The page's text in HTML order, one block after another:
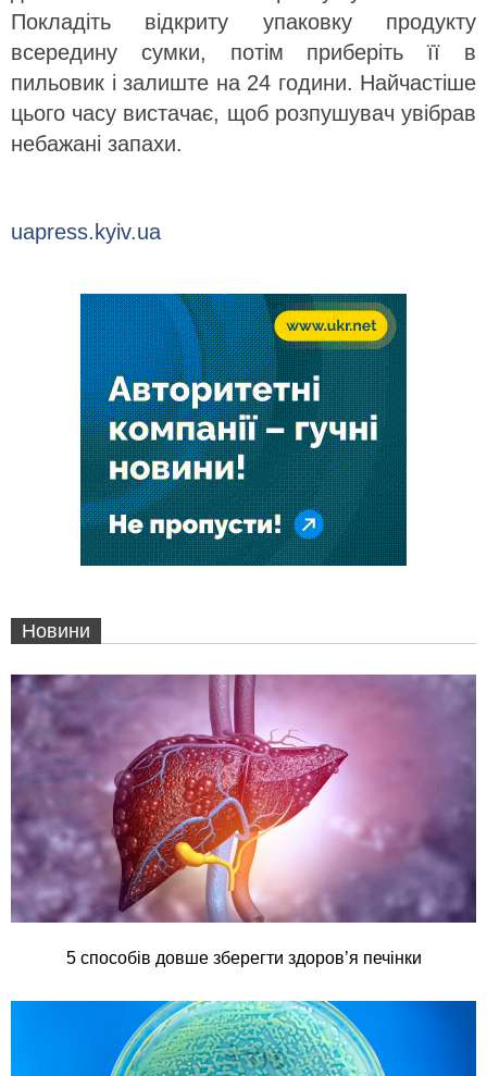
Покладіть відкриту упаковку продукту
всередину сумки, потім приберіть її в
пильовик і залиште на 24 години. Найчастіше
цього часу вистачає, щоб розпушувач увібрав
небажані запахи.
uapress.kyiv.ua
Новини
5 способів довше зберегти здоров’я печінки